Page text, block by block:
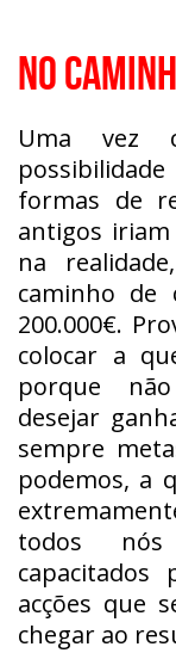
NO
Uma vez
formas de
antigos
na
caminho de
200.000€.
colocar a
porque
desejar
sempre
podemos, a
todos
acções que
chegar ao